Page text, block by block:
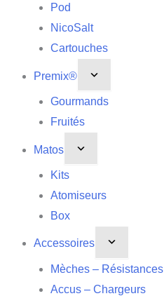
Pod
NicoSalt
Cartouches
Premix®
Gourmands
Fruités
Matos
Kits
Atomiseurs
Box
Accessoires
Mèches – Résistances
Accus – Chargeurs